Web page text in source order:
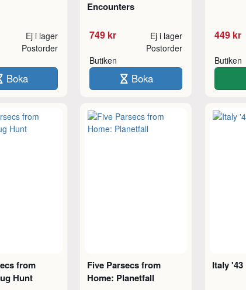
Ej i lager
Postorder
Boka
Encounters
749 kr Ej i lager
Butiken
Postorder
Boka
449 kr
Butiken
from
Hunt
Five Parsecs from
Home: Planetfall
Italy '43